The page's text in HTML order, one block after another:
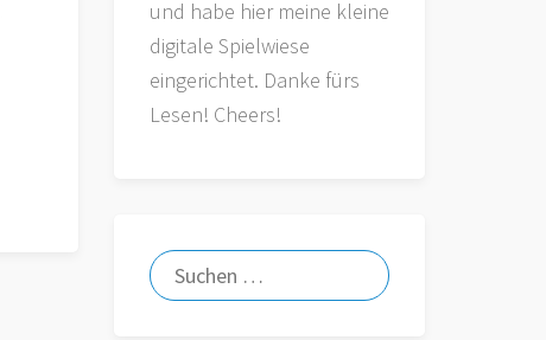
und habe hier meine kleine
digitale Spielwiese
eingerichtet. Danke fürs
Lesen! Cheers!